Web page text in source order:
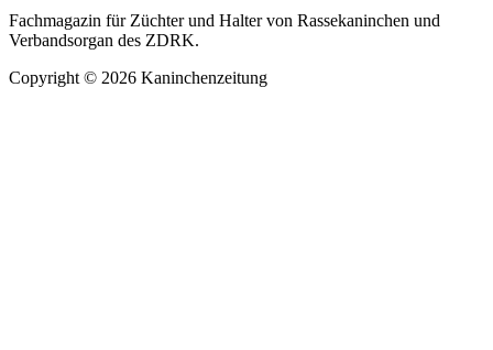
Fachmagazin für Züchter und Halter von Rassekaninchen und
Verbandsorgan des ZDRK.
Copyright © 2026 Kaninchenzeitung